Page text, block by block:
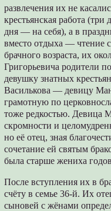
развлечения их не
крестьянская работа
дня — на себя), а в
вместо отдыха — чтение
брачного возраста, их
Григорьевича родители
девушку знатных
Василькова — девицу
грамотную по
тоже редкостью. Девица
скромности и
но её отец, зная
сочетание ей святым
была старше жениха
После вступления их в
счёту в семье 36-й. Их
сыновей с жёнами